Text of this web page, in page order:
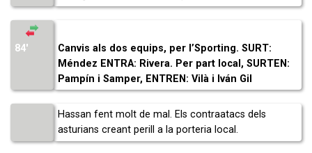
84′
Canvis als dos equips, per l’Sporting. SURT:
Méndez ENTRA: Rivera. Per part local, SURTEN:
Pampín i Samper, ENTREN: Vilà i Iván Gil
Hassan fent molt de mal. Els contraatacs dels
asturians creant perill a la porteria local.